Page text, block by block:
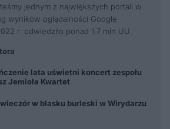
jednym z największych portali w
wyników oglądalności Google
r. odwiedziło ponad 1,7 mln UU.
lata uświetni koncert zespołu
Jemioła Kwartet
w blasku burleski w Wirydarzu